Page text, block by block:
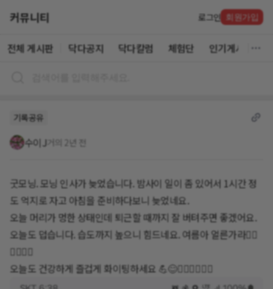
커뮤니티 로그인 회원가입
전체 게시판 닥다공지 닥다칼럼 체험단 인기게시글
기록공유
수이J 거의 2년 전
굿모닝. 모닝 인사가 늦었습니다. 밤사이 일이 좀 있어서 1시간 정
도 억지로 자고 아침을 준비하다보니 늦었네요.
오늘 머리가 멍한 상태인데 퇴근할 때까지 잘 버텨주면 좋겠어요.
오늘도 덥습니다. 습도까지 높으니 힘드네요. 여름아 얼른가라🏃‍♀️
🏃‍♀️🏃‍♀️
오늘도 건강하게 즐겁게 화이팅하세요 💪😊🏃‍♀️🏃‍♀️🏃‍♀️